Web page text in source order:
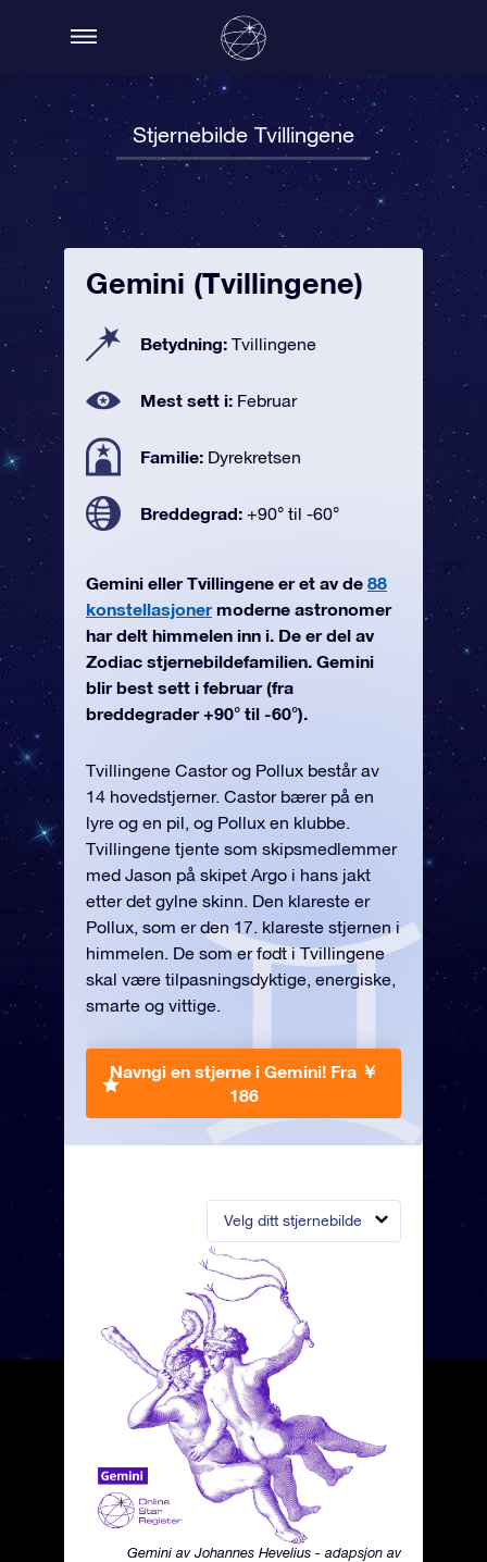
Stjernebilde Tvillingene
Velg ditt stjernebilde
Gemini av Johannes Hevelius - adapsjon av
Gemini (Tvillingene)
Betydning: Tvillingene
Mest sett i: Februar
Familie: Dyrekretsen
Breddegrad: +90° til -60°
Gemini eller Tvillingene er et av de 88
konstellasjonermoderne astronomer
har delt himmelen inn i. De er del av
Zodiac stjernebildefamilien. Gemini
blir best sett i februar (fra
breddegrader +90° til -60°).
Tvillingene Castor og Pollux består av
14 hovedstjerner. Castor bærer på en
lyre og en pil, og Pollux en klubbe.
Tvillingene tjente som skipsmedlemmer
med Jason på skipet Argo i hans jakt
etter det gylne skinn. Den klareste er
Pollux, som er den 17. klareste stjernen i
himmelen. De som er født i Tvillingene
skal være tilpasningsdyktige, energiske,
smarte og vittige.
Navngi en stjerne i Gemini! Fra ￥
186